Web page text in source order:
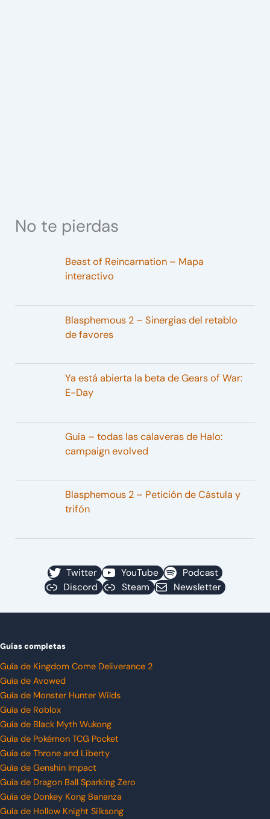
No te pierdas
Beast of Reincarnation – Mapa
interactivo
Blasphemous 2 – Sinergias del retablo
de favores
Ya está abierta la beta de Gears of War:
E-Day
Guía – todas las calaveras de Halo:
campaign evolved
Blasphemous 2 – Petición de Cástula y
trifón
Twitter YouTube
Podcast
Discord
Steam Newsletter
Guías completas
Guía de Kingdom Come Deliverance 2
Guía de Avowed
Guía de Monster Hunter Wilds
Guía de Roblox
Guía de Black Myth Wukong
Guía de Pokémon TCG Pocket
Guía de Throne and Liberty
Guía de Genshin Impact
Guía de Dragon Ball Sparking Zero
Guía de Donkey Kong Bananza
Guía de Hollow Knight Silksong